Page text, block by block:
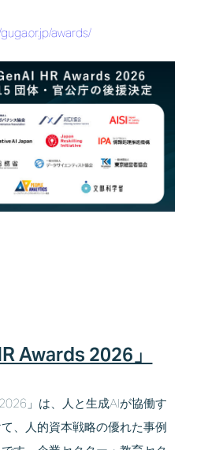
awards/
Awards 2026」
2026」は、人と⽣成AIが協働す
、人的資本戦略の優れた事例